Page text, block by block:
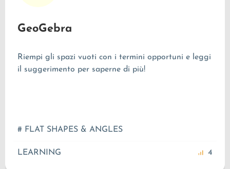
GeoGebra
Riempi gli spazi vuoti con i termini opportuni e leggi
il suggerimento per saperne di più!
# FLAT SHAPES & ANGLES
LEARNING 4